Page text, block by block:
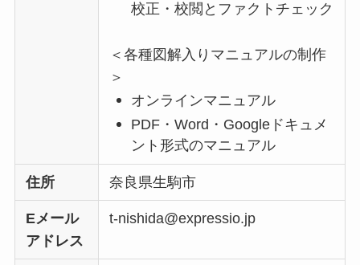
校正・校閲とファクトチェック
＜各種図解入りマニュアルの制作
＞
オンラインマニュアル
PDF・Word・Googleドキュメ
ント形式のマニュアル
住所 奈良県生駒市
Eメール
アドレス
t-nishida@expressio.jp